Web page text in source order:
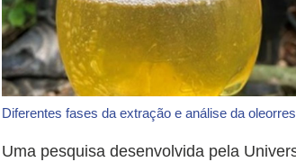
Diferentes fases da extração e análise da
Uma pesquisa desenvolvida pela